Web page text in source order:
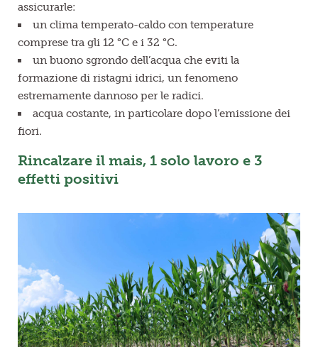
assicurarle:
un clima temperato-caldo con temperature
comprese tra gli 12 °C e i 32 °C.
un buono sgrondo dell’acqua che eviti la
formazione di ristagni idrici, un fenomeno
estremamente dannoso per le radici.
acqua costante, in particolare dopo l’emissione dei
fiori.
Rincalzare il mais, 1 solo lavoro e 3
effetti positivi